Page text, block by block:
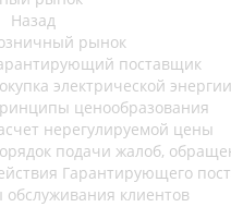
Назад
рынок
поставщик
электрической энергии
ценообразования
нерегулируемой цены
подачи жалоб,
Гарантирующего
клиентов